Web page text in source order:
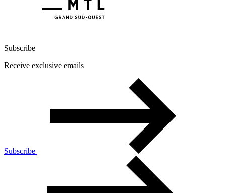
Subscribe
Receive exclusive emails
Subscribe